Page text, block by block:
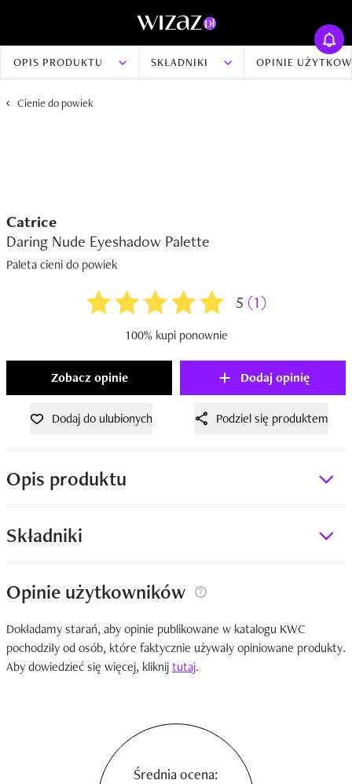
OPIS PRODUKTU SKŁADNIKI OPINIE
Cienie do powiek
Catrice
Daring Nude Eyeshadow Palette
Paleta cieni do powiek
5 (1)
100% kupi ponownie
Zobacz opinie Dodaj opinię
Dodaj do ulubionych Podziel się produktem
Opis produktu
Składniki
Opinie użytkowników
Dokładamy starań, aby opinie publikowane w katalogu KWC
pochodziły od osób, które faktycznie używały opiniowane produkty.
Aby dowiedzieć się więcej, kliknijtutaj.
Średnia ocena: